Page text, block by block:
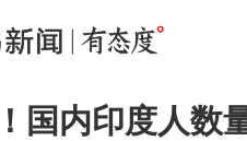
国内印度人数